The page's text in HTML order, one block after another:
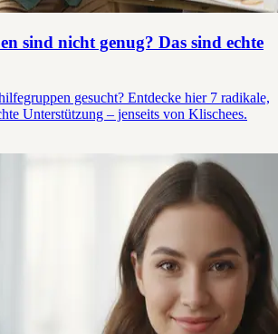
sind nicht genug? Das sind echte
gesucht? Entdecke hier 7 radikale,
Unterstützung – jenseits von Klischees.